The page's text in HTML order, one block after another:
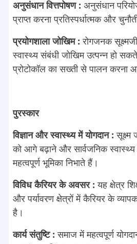
अनुसंधान वित्तपोषण :अनुसंधान
प्राप्त करना प्रतिस्पर्धात्मक और
प्रयोगशाला जोखिम :रोगजनक
स्वास्थ्य संबंधी जोखिम उत्पन्न हो
प्रोटोकॉल का सख्ती से पालन करना
पुरस्कार
विज्ञान और स्वास्थ्य में योगदान :सूक्ष्म
को आगे बढ़ाने और सार्वजनिक
महत्वपूर्ण भूमिका निभाते हैं।
विविध कैरियर के अवसर :यह क्षेत्र
और पर्यावरण क्षेत्रों में कैरियर के
है।
कार्य संतुष्टि :समाज में महत्वपूर्ण